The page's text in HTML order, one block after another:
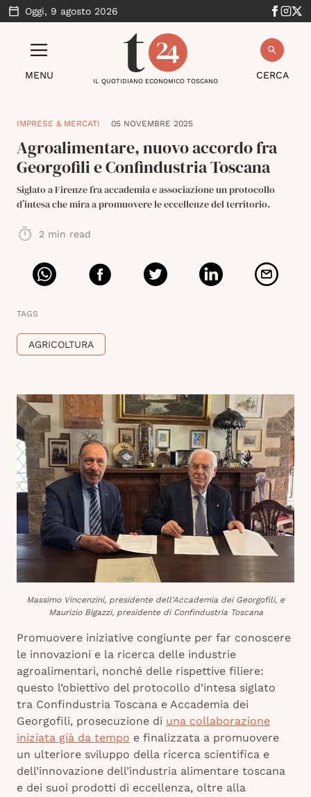
Oggi, 9 agosto 2026
MENU CERCA
IL QUOTIDIANO ECONOMICO TOSCANO
IMPRESE & MERCATI 05 NOVEMBRE 2025
Agroalimentare, nuovo accordo fra
Georgofili e Confindustria Toscana
Siglato a Firenze fra accademia e associazione un protocollo
d’intesa che mira a promuovere le eccellenze del territorio.
2 min read
TAGS
AGRICOLTURA
Massimo Vincenzini, presidente dell'Accademia dei Georgofili, e
Maurizio Bigazzi, presidente di Confindustria Toscana
Promuovere iniziative congiunte per far conoscere
le innovazioni e la ricerca delle industrie
agroalimentari, nonché delle rispettive filiere:
questo l’obiettivo del protocollo d’intesa siglato
tra Confindustria Toscana e Accademia dei
Georgofili, prosecuzione di una collaborazione
iniziata già da tempo e finalizzata a promuovere
un ulteriore sviluppo della ricerca scientifica e
dell’innovazione dell’industria alimentare toscana
e dei suoi prodotti di eccellenza, oltre alla